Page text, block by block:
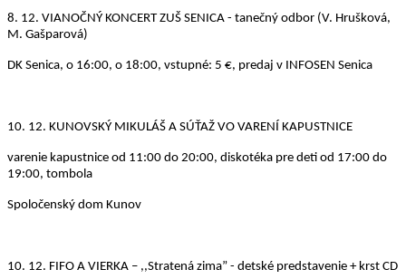
8. 12. VIANOČNÝ KONCERT ZUŠ SENICA - tanečný odbor (V. Hrušková,
M. Gašparová)
DK Senica, o 16:00, o 18:00, vstupné: 5 €, predaj v INFOSEN Senica
10. 12. KUNOVSKÝ MIKULÁŠ A SÚŤAŽ VO VARENÍ KAPUSTNICE
varenie kapustnice od 11:00 do 20:00, diskotéka pre deti od 17:00 do
19:00, tombola
Spoločenský dom Kunov
10. 12. FIFO A VIERKA – ,,Stratená zima” - detské predstavenie + krst CD